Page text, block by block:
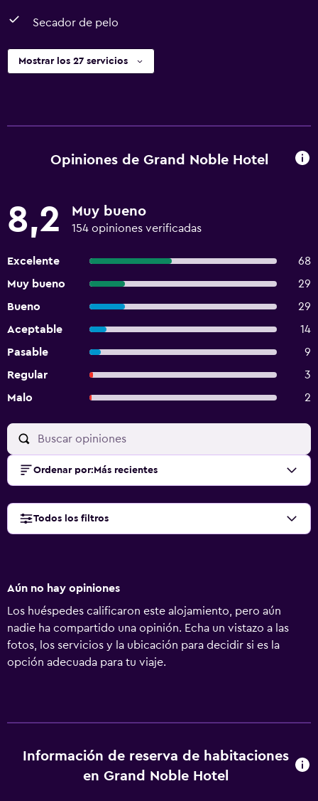
social en la propiedad La propiedad asegura que está
la temperatura del personal con regularidad Hay
revisiones de temperatura disponibles para los huéspedes
con desinfectante La propiedad asegura que está
Secador de pelo
Mostrar los 27 servicios
Opiniones de Grand Noble Hotel
8,2 Muy bueno
154 opiniones verificadas
Excelente
68
Muy bueno
29
Bueno
29
Aceptable
14
Pasable
9
Regular
3
Malo
2
Ordenar por: Más recientes
Todos los filtros
Aún no hay opiniones
Los huéspedes calificaron este alojamiento, pero aún
nadie ha compartido una opinión. Echa un vistazo a las
fotos, los servicios y la ubicación para decidir si es la
opción adecuada para tu viaje.
Información de reserva de habitaciones
en Grand Noble Hotel